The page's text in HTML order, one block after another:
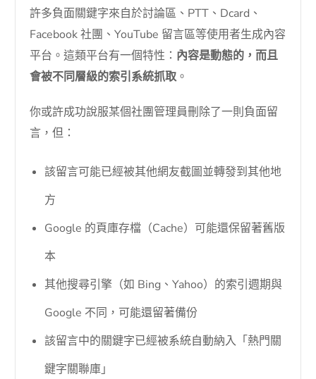
許多負面關鍵字來自於討論區、PTT、Dcard、
Facebook 社團、YouTube 留言區等使用者生成內容
平台。這類平台有一個特性： 內容是動態的，而且
會被不同層級的索引系統抓取。
你或許成功說服某個社團管理員刪除了一則負面留
言，但：
該留言可能已經被其他網友截圖並轉發到其他地
方
Google 的頁庫存檔（Cache）可能還保留著舊版
本
其他搜尋引擎（如 Bing、Yahoo）的索引週期與
Google 不同，可能還留著備份
該留言中的關鍵字已經被系統自動納入「熱門關
鍵字關聯庫」